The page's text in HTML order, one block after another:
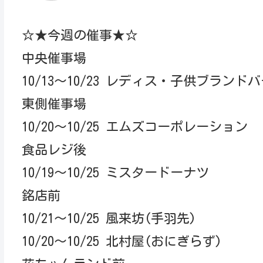
☆★今週の催事★☆
中央催事場
10/13～10/23 レディス・子供ブランド
東側催事場
10/20～10/25 エムズコーポレーション
食品レジ後
10/19～10/25 ミスタードーナツ
銘店前
10/21～10/25 風来坊(手羽先)
10/20～10/25 北村屋(おにぎらず)